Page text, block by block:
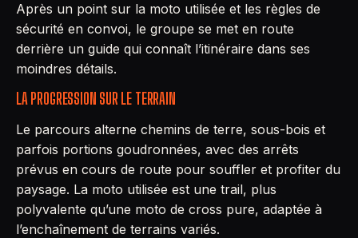
Après un point sur la moto utilisée et les règles de
sécurité en convoi, le groupe se met en route
derrière un guide qui connaît l’itinéraire dans ses
moindres détails.
LA PROGRESSION SUR LE TERRAIN
Le parcours alterne chemins de terre, sous-bois et
parfois portions goudronnées, avec des arrêts
prévus en cours de route pour souffler et profiter du
paysage. La moto utilisée est une trail, plus
polyvalente qu’une moto de cross pure, adaptée à
l’enchaînement de terrains variés.